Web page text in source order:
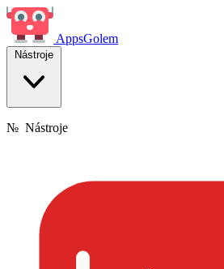
AppsGolem
Nástroje
№ Nástroje